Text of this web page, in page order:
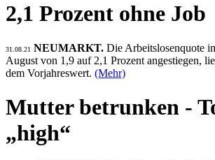
2,1 Prozent ohne Job
31.08.21 NEUMARKT. Die Arbeitslosenquote
August von 1,9 auf 2,1 Prozent angestiegen,
dem Vorjahreswert. (Mehr)
Mutter betrunken -
„high“